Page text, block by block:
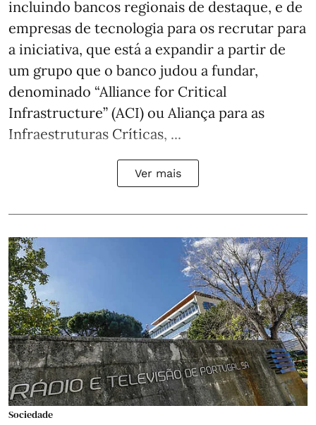
incluindo bancos regionais de destaque, e de
empresas de tecnologia para os recrutar para
a iniciativa, que está a expandir a partir de
um grupo que o banco judou a fundar,
denominado “Alliance for Critical
Infrastructure” (ACI) ou Aliança para as
Infraestruturas Críticas, ...
Ver mais
Sociedade